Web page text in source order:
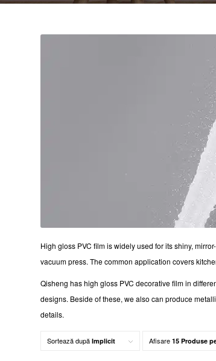
High gloss PVC film is widely used for its shiny,
vacuum press. The common application covers
Qisheng has high gloss PVC decorative film in
designs. Beside of these, we also can produce
details.
Sortează după Implicit Afisare 15 Produse